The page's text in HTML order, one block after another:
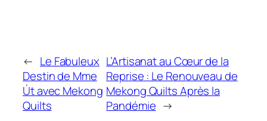
← Le Fabuleux
Destin de Mme
Út avec Mekong
Quilts
L’Artisanat au Cœur de la
Reprise : Le Renouveau de
Mekong Quilts Après la
Pandémie →